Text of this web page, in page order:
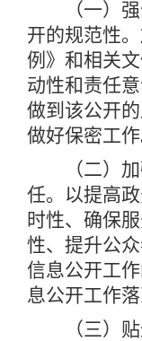
（一）强
开的规范性
例》和相关
动性和责任
做到该公开
做好保密工作
（二）加
任。以提高
时性、确保
性、提升公
信息公开工
息公开工作落
（三）贴